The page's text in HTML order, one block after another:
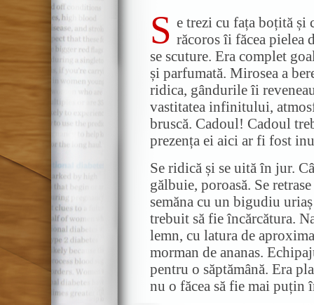
S e trezi cu fața boțită
răcoros îi făcea pielea
se scuture. Era complet
și parfumată. Mirosea a
ridica, gândurile îi
vastitatea infinitului,
bruscă. Cadoul! Cadoul
prezența ei aici ar fi fost
Se ridică și se uită în jur.
gălbuie, poroasă. Se
semăna cu un bigudiu
trebuit să fie încărcătura.
lemn, cu latura de
morman de ananas.
pentru o săptămână. Era
nu o făcea să fie mai puțin